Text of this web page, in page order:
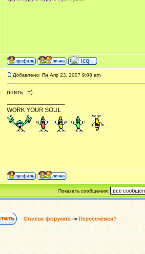
Добавлено: Пн Апр 23, 2007 9:08 am
опять...=)
WORK YOUR SOUL
Показать сообщения:
Список форумов -> Пересечёмся?